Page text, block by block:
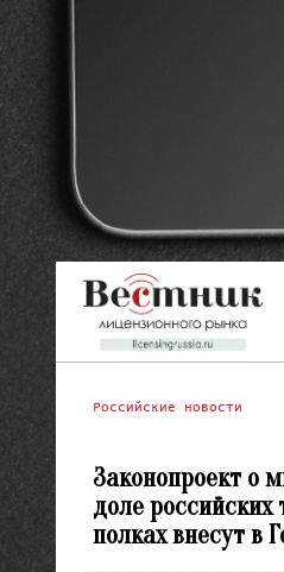
Российские новости
Законопроект о
доле российских
полках внесут в